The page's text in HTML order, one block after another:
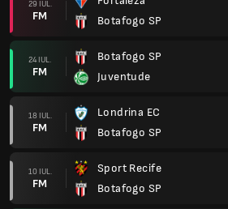
29 IUL.
FM
Botafogo SP
24 IUL.
FM
Botafogo SP
Juventude
18 IUL.
FM
Londrina EC
Botafogo SP
10 IUL.
FM
Sport Recife
Botafogo SP